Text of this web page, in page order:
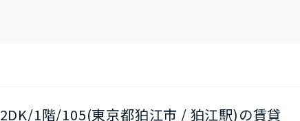
2DK/1階/105(東京都狛江市 / 狛江駅)の賃貸